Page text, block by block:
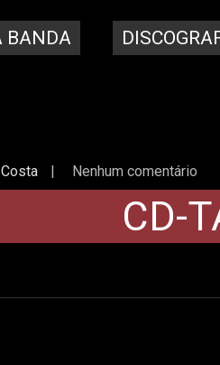
BANDA
| Nenhum comentário
CD-